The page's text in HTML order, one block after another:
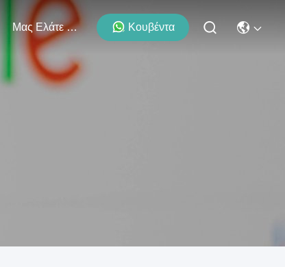
Μας Ελάτε Σε Επαφή Με Κουβέντα